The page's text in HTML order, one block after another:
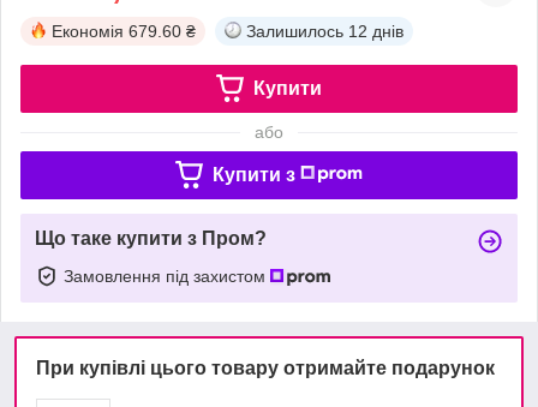
Економія 679.60 ₴ Залишилось 12 днів
Купити
або
Купити з
Що таке купити з Пром?
Замовлення під захистом
При купівлі цього товару отримайте подарунок